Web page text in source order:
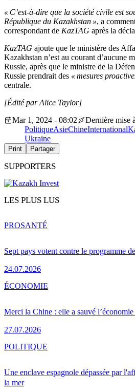
« C’est-à-dire que la société civile est
République du Kazakhstan », a
correspondant de KazTAG après la
KazTAG ajoute que le ministère des
Kazakhstan n’est au courant d’aucune
Russie, après que le ministre de la
Russie prendrait des « mesures
centrale.
[Édité par Alice Taylor]
Mar 1, 2024 - 08:02
Dernière mise
PolitiqueAsieChineInternational
Ukraine
Print Partager
SUPPORTERS
LES PLUS LUS
Sept pays votent contre le programme
24.07.2026
PROSANTÉ
Merci la Chine : elle a sauvé
27.07.2026
ÉCONOMIE
Une enclave espagnole dépassée par
la mer
POLITIQUE